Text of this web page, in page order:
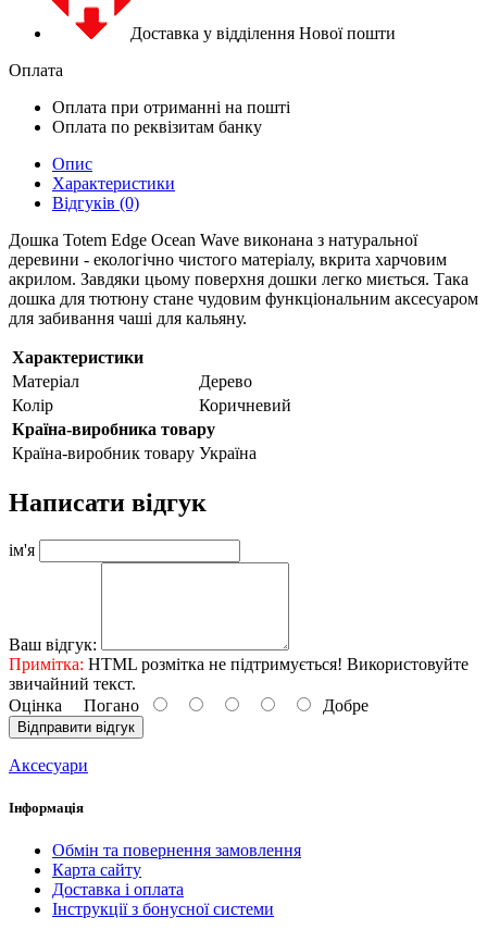
Доставка у відділення Нової пошти
Оплата
Оплата при отриманні на пошті
Оплата по реквізитам банку
Опис
Характеристики
Відгуків (0)
Дошка Totem Edge Ocean Wave виконана з натуральної
деревини - екологічно чистого матеріалу, вкрита харчовим
акрилом. Завдяки цьому поверхня дошки легко миється. Така
дошка для тютюну стане чудовим функціональним аксесуаром
для забивання чаші для кальяну.
Характеристики
Матеріал
Дерево
Колір
Коричневий
Країна-виробника товару
Країна-виробник товару Україна
Написати відгук
ім'я
Ваш відгук:
Примітка: HTML розмітка не підтримується! Використовуйте
звичайний текст.
Оцінка Погано Добре
Відправити відгук
Аксесуари
Інформація
Обмін та повернення замовлення
Карта сайту
Доставка і оплата
Інструкції з бонусної системи